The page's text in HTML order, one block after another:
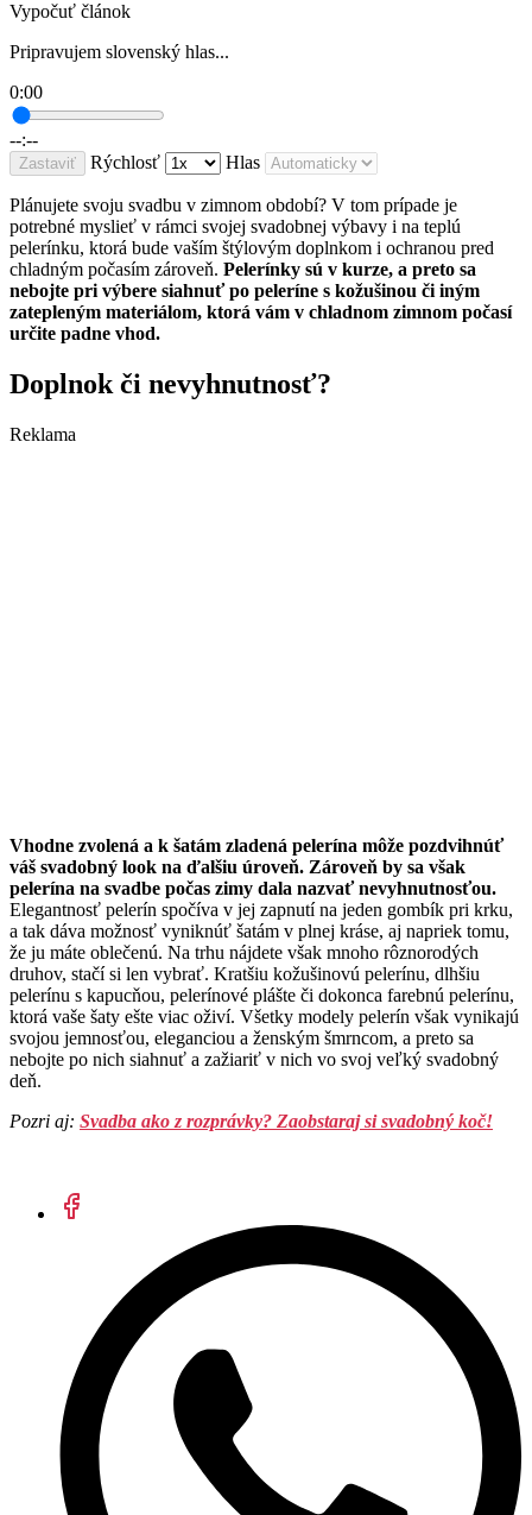
Vypočuť článok
Pripravujem slovenský hlas...
0:00
--:--
Zastaviť Rýchlosť Hlas
Plánujete svoju svadbu v zimnom období? V tom prípade je
potrebné myslieť v rámci svojej svadobnej výbavy i na teplú
pelerínku, ktorá bude vaším štýlovým doplnkom i ochranou pred
chladným počasím zároveň.​ Pelerínky sú v kurze, a preto sa
nebojte pri výbere siahnuť po peleríne s kožušinou či iným
zatepleným materiálom, ktorá vám v chladnom zimnom počasí
určite padne vhod.
Doplnok či nevyhnutnosť?
Reklama
Vhodne zvolená a k šatám zladená pelerína môže pozdvihnúť
váš svadobný look na ďalšiu úroveň. Zároveň by sa však
pelerína na svadbe počas zimy dala nazvať nevyhnutnosťou.
Elegantnosť pelerín spočíva v jej zapnutí na jeden gombík pri krku,
a tak dáva možnosť vyniknúť šatám v plnej kráse, aj napriek tomu,
že ju máte oblečenú. Na trhu nájdete však mnoho rôznorodých
druhov, stačí si len vybrať. Kratšiu kožušinovú pelerínu, dlhšiu
pelerínu s kapucňou, pelerínové plášte či dokonca farebnú pelerínu,
ktorá vaše šaty ešte viac oživí. Všetky modely pelerín však vynikajú
svojou jemnosťou, eleganciou a ženským šmrncom, a preto sa
nebojte po nich siahnuť a zažiariť v nich vo svoj veľký svadobný
deň.
Pozri aj: Svadba ako z rozprávky? Zaobstaraj si svadobný koč!